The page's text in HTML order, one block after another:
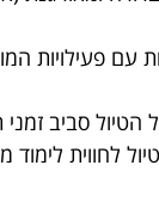
עם פעילויות
הטיול סביב זמני
לחווית לימוד